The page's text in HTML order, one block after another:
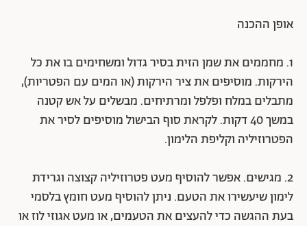
אופן ההכנה
1. מחממים את שמן הזית בסיר גדול ומשחימים בו את כל
הירקות. מוסיפים את ציר הירקות (או המים עם הפטריות),
מתבלים במלח ופלפל ומרתיחים. מבשלים על אש קטנה
במשך 40 דקות. לקראת סוף הבישול מוסיפים לסיר את
הפטרוזיליה וקליפת הלימון.
2. מגישים. אפשר להוסיף מעט פטרוזיליה קצוצה וגרידת
לימון שיעשירו את הטעם. ניתן להוסיף מעט חומץ בלסמי
בעת ההגשה כדי להעצים את הטעמים, או מעט אגוזי לוז או